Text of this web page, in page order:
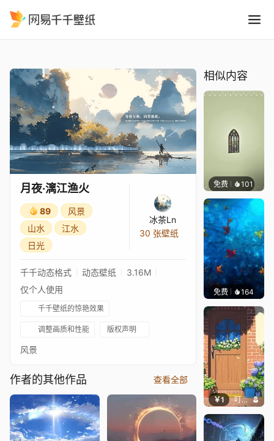
月夜·漓江渔火
89
风景
山水
江水
日光
冰茶Ln
30 张壁纸
千千动态格式 动态壁纸
3.16M
仅个人使用
千千壁纸的惊艳效果
调整画质和性能 版权声明
风景
作者的其他作品 查看全部
相似内容
免费 101木木
免费 164Max
￥1 叮叮当当